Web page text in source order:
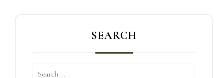
SEARCH